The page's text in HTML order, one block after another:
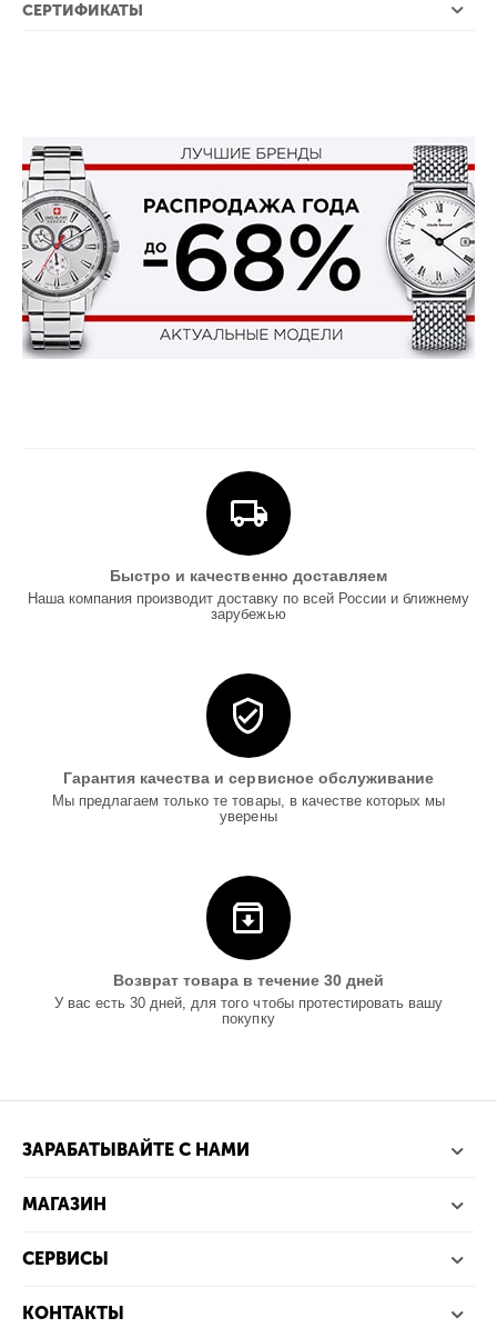
СЕРТИФИКАТЫ
Быстро и качественно доставляем
Наша компания производит доставку по всей России и ближнему
зарубежью
Гарантия качества и сервисное обслуживание
Мы предлагаем только те товары, в качестве которых мы
уверены
Возврат товара в течение 30 дней
У вас есть 30 дней, для того чтобы протестировать вашу
покупку
ЗАРАБАТЫВАЙТЕ С НАМИ
МАГАЗИН
СЕРВИСЫ
КОНТАКТЫ